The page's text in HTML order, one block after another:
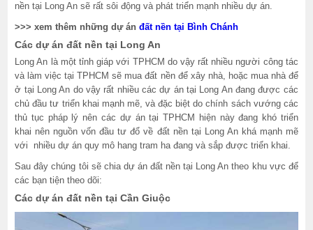
nền tại Long An sẽ rất sôi động và phát triển mạnh nhiều dự án.
>>> xem thêm những dự ánđất nền tại Bình Chánh
Các dự án đất nền tại Long An
Long An là một tỉnh giáp với TPHCM do vậy rất nhiều người công tác
và làm việc tại TPHCM sẽ mua đất nền để xây nhà, hoặc mua nhà để
ở tại Long An do vậy rất nhiều các dự án tại Long An đang được các
chủ đầu tư triển khai mạnh mẽ, và đặc biệt do chính sách vướng các
thủ tục pháp lý nên các dự án tại TPHCM hiện này đang khó triển
khai nên nguồn vốn đầu tư đổ về đất nền tại Long An khá mạnh mẽ
với nhiều dự án quy mô hang tram ha đang và sắp được triển khai.
Sau đây chúng tôi sẽ chia dự án đất nền tại Long An theo khu vực để
các bạn tiện theo dõi:
Các dự án đất nền tại Cần Giuộc